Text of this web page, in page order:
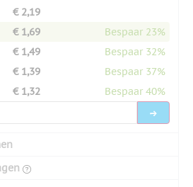
€ 2,19
€ 1,69
Bespaar 23%
€ 1,49
Bespaar 32%
€ 1,39
Bespaar 37%
€ 1,32
Bespaar 40%